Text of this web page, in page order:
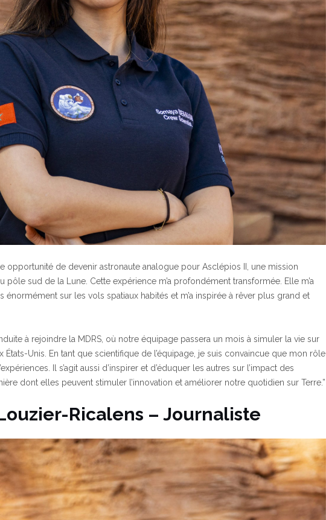
opportunité de devenir astronaute analogue pour Asclépios II, une mission
pôle sud de la Lune. Cette expérience m’a profondément transformée. Elle m’a
énormément sur les vols spatiaux habités et m’a inspirée à rêver plus grand et
à rejoindre la MDRS, où notre équipage passera un mois à simuler la vie sur
États-Unis. En tant que scientifique de l’équipage, je suis convaincue que mon rôle
Il s’agit aussi d’inspirer et d’éduquer les autres sur l’impact des
dont elles peuvent stimuler l’innovation et améliorer notre quotidien sur Terre.”
Ricalens – Journaliste